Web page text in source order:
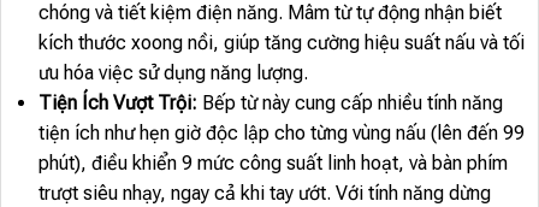
chóng và tiết kiệm điện năng. Mâm từ tự động nhận biết
kích thước xoong nồi, giúp tăng cường hiệu suất nấu và tối
ưu hóa việc sử dụng năng lượng.
Tiện Ích Vượt Trội: Bếp từ này cung cấp nhiều tính năng
tiện ích như hẹn giờ độc lập cho từng vùng nấu (lên đến 99
phút), điều khiển 9 mức công suất linh hoạt, và bàn phím
trượt siêu nhạy, ngay cả khi tay ướt. Với tính năng dừng